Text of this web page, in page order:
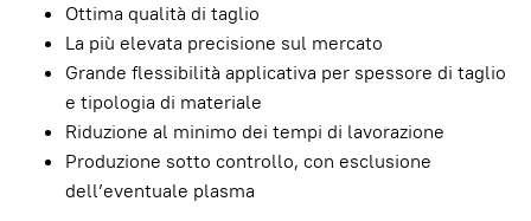
Ottima qualità di taglio
La più elevata precisione sul mercato
Grande flessibilità applicativa per spessore di taglio
e tipologia di materiale
Riduzione al minimo dei tempi di lavorazione
Produzione sotto controllo, con esclusione
dell’eventuale plasma